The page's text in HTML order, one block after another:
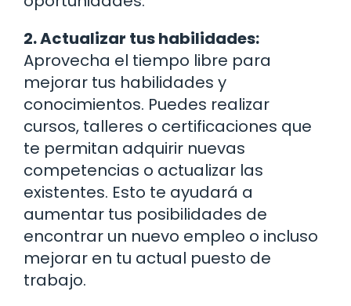
2. Actualizar tus habilidades:
Aprovecha el tiempo libre para
mejorar tus habilidades y
conocimientos. Puedes realizar
cursos, talleres o certificaciones que
te permitan adquirir nuevas
competencias o actualizar las
existentes. Esto te ayudará a
aumentar tus posibilidades de
encontrar un nuevo empleo o incluso
mejorar en tu actual puesto de
trabajo.